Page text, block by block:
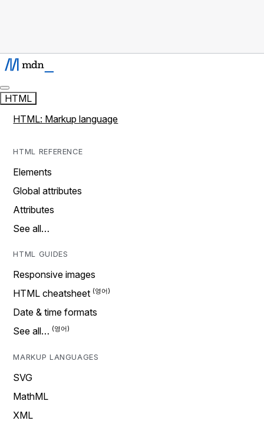
HTML
HTML: Markup language
HTML REFERENCE
Elements
Global attributes
Attributes
See all…
HTML GUIDES
Responsive images
HTML cheatsheet
Date & time formats
See all…
MARKUP LANGUAGES
SVG
MathML
XML